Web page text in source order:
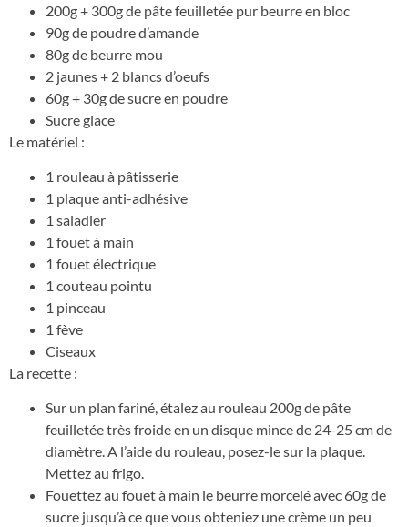
200g + 300g de pâte feuilletée pur beurre en bloc
90g de poudre d’amande
80g de beurre mou
2 jaunes + 2 blancs d’oeufs
60g + 30g de sucre en poudre
Sucre glace
Le matériel :
1 rouleau à pâtisserie
1 plaque anti-adhésive
1 saladier
1 fouet à main
1 fouet électrique
1 couteau pointu
1 pinceau
1 fève
Ciseaux
La recette :
Sur un plan fariné, étalez au rouleau 200g de pâte
feuilletée très froide en un disque mince de 24-25 cm de
diamètre. A l’aide du rouleau, posez-le sur la plaque.
Mettez au frigo.
Fouettez au fouet à main le beurre morcelé avec 60g de
sucre jusqu’à ce que vous obteniez une crème un peu